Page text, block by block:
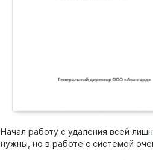
Начал работу с удаления всей
нужны, но в работе с системой